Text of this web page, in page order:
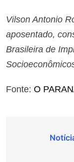
Vilson Antonio
aposentado,
Brasileira de
Fonte: O